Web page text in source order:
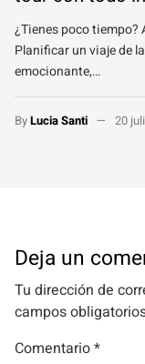
¿Tienes poco tiempo?
Planificar un viaje de
emocionante,…
ByLucia Santi 20
Deja un
Tu dirección de
campos
Comentario*